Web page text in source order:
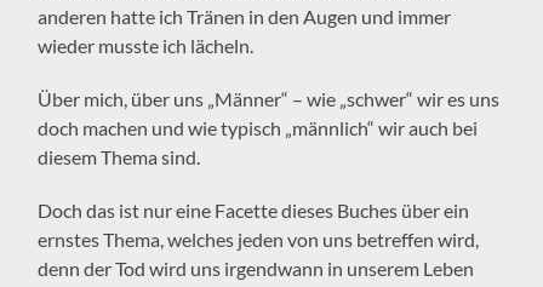
anderen hatte ich Tränen in den Augen und immer
wieder musste ich lächeln.
Über mich, über uns „Männer“ – wie „schwer“ wir es uns
doch machen und wie typisch „männlich“ wir auch bei
diesem Thema sind.
Doch das ist nur eine Facette dieses Buches über ein
ernstes Thema, welches jeden von uns betreffen wird,
denn der Tod wird uns irgendwann in unserem Leben